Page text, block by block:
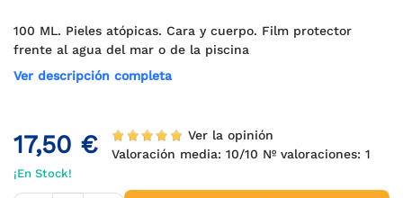
100 ML. Pieles atópicas. Cara y cuerpo. Film protector
frente al agua del mar o de la piscina
Ver descripción completa
17,50 €
Ver la opinión
Valoración media: 10/10 Nº valoraciones: 1
¡En Stock!